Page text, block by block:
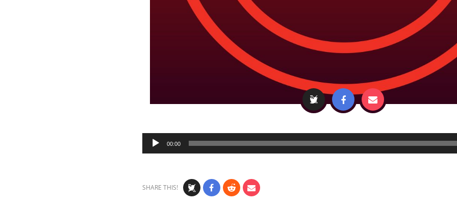
Audio
Player
00:00
SHARE THIS!